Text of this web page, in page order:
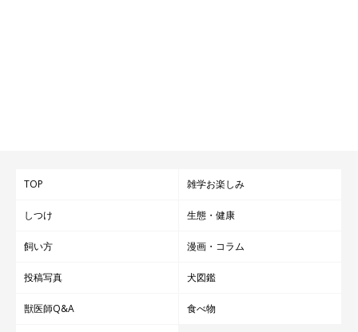
TOP 雑学お楽しみ
しつけ 生態・健康
飼い方 漫画・コラム
投稿写真 犬図鑑
獣医師Q&A 食べ物